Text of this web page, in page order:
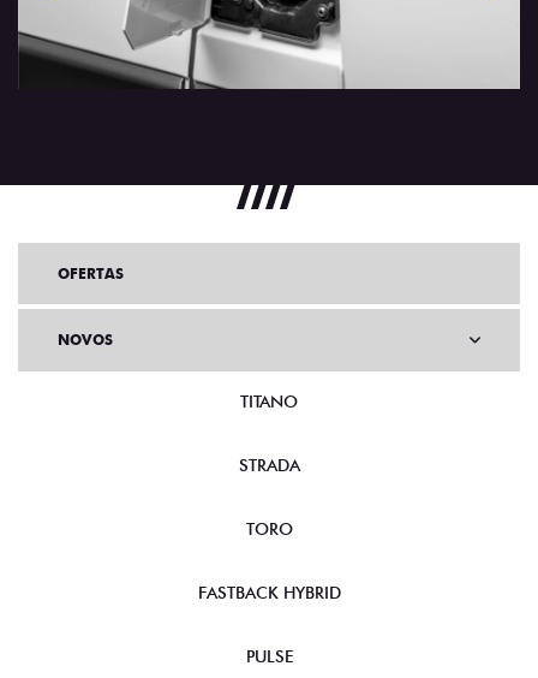
OFERTAS
NOVOS
TITANO
STRADA
TORO
FASTBACK HYBRID
PULSE